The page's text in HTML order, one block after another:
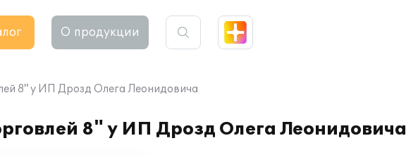
О продукции
8" у ИП Дрозд Олега Леонидовича
8" у ИП Дрозд Олега Леонидовича